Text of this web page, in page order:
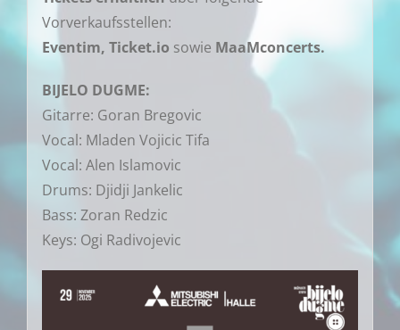
Vorverkaufsstellen:
Eventim, Ticket.io sowie MaaMconcerts.
BIJELO DUGME:
Gitarre: Goran Bregovic
Vocal: Mladen Vojicic Tifa
Vocal: Alen Islamovic
Drums: Djidji Jankelic
Bass: Zoran Redzic
Keys: Ogi Radivojevic